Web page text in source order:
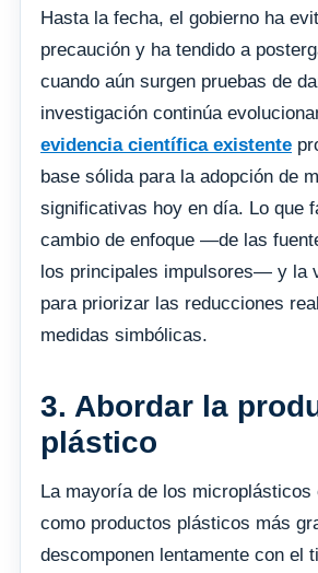
Hasta la fecha, el gobierno ha
precaución y ha tendido a
cuando aún surgen pruebas de
investigación continúa
evidencia científica existente
base sólida para la adopción de
significativas hoy en día. Lo que
cambio de enfoque —de las
los principales impulsores— y la
para priorizar las reducciones
medidas simbólicas.
3. Abordar la
plástico
La mayoría de los microplásticos
como productos plásticos más
descomponen lentamente con el